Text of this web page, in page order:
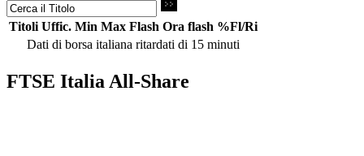
Titoli Uffic. Min Max Flash Ora flash %Fl/Ri
Dati di borsa italiana ritardati di 15 minuti
FTSE Italia All-Share